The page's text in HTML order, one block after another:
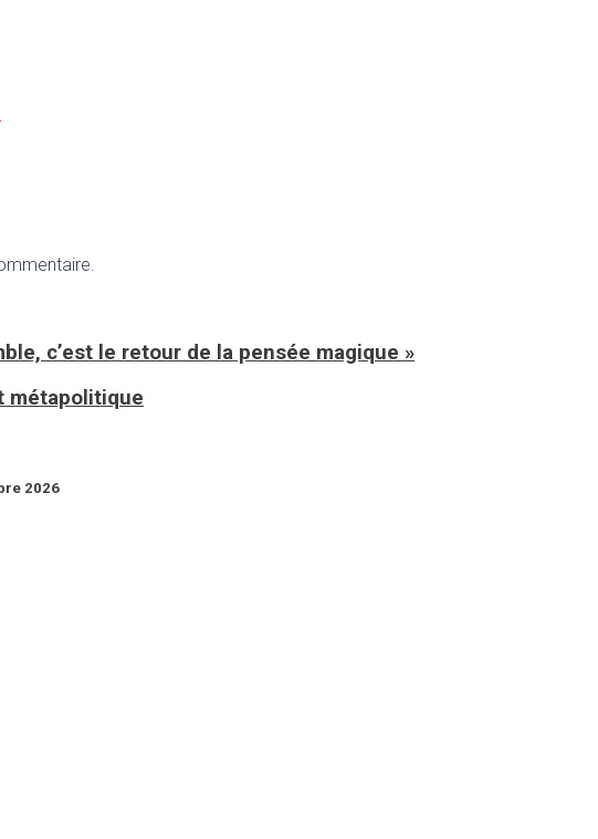
c’est le retour de la pensée magique »
métapolitique
2026